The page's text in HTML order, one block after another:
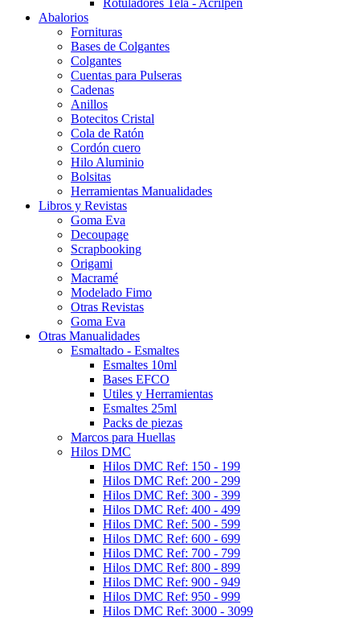
Abalorios
Fornituras
Bases de Colgantes
Colgantes
Cuentas para Pulseras
Cadenas
Anillos
Botecitos Cristal
Cola de Ratón
Cordón cuero
Hilo Aluminio
Bolsitas
Herramientas Manualidades
Libros y Revistas
Goma Eva
Decoupage
Scrapbooking
Origami
Macramé
Modelado Fimo
Otras Revistas
Goma Eva
Otras Manualidades
Esmaltado - Esmaltes
Esmaltes 10ml
Bases EFCO
Utiles y Herramientas
Esmaltes 25ml
Packs de piezas
Marcos para Huellas
Hilos DMC
Hilos DMC Ref: 150 - 199
Hilos DMC Ref: 200 - 299
Hilos DMC Ref: 300 - 399
Hilos DMC Ref: 400 - 499
Hilos DMC Ref: 500 - 599
Hilos DMC Ref: 600 - 699
Hilos DMC Ref: 700 - 799
Hilos DMC Ref: 800 - 899
Hilos DMC Ref: 900 - 949
Hilos DMC Ref: 950 - 999
Hilos DMC Ref: 3000 - 3099